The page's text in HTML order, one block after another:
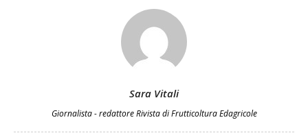
Sara Vitali
Giornalista - redattore Rivista di Frutticoltura Edagricole